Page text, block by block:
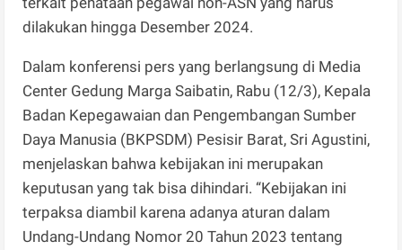
dilakukan hingga Desember 2024.
Dalam konferensi pers yang berlangsung di Media
Center Gedung Marga Saibatin, Rabu (12/3), Kepala
Badan Kepegawaian dan Pengembangan Sumber
Daya Manusia (BKPSDM) Pesisir Barat, Sri Agustini,
menjelaskan bahwa kebijakan ini merupakan
keputusan yang tak bisa dihindari. “Kebijakan ini
terpaksa diambil karena adanya aturan dalam
Undang-Undang Nomor 20 Tahun 2023 tentang